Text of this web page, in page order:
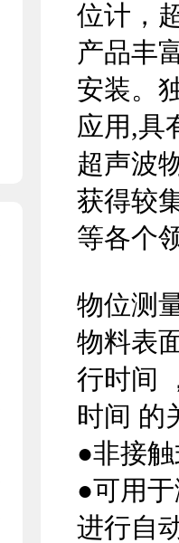
位计，
产品丰
安装。
应用,具
超声波
获得较
等各个
物位测
物料表
行时间
时间 的
●非接
●可用
进行自